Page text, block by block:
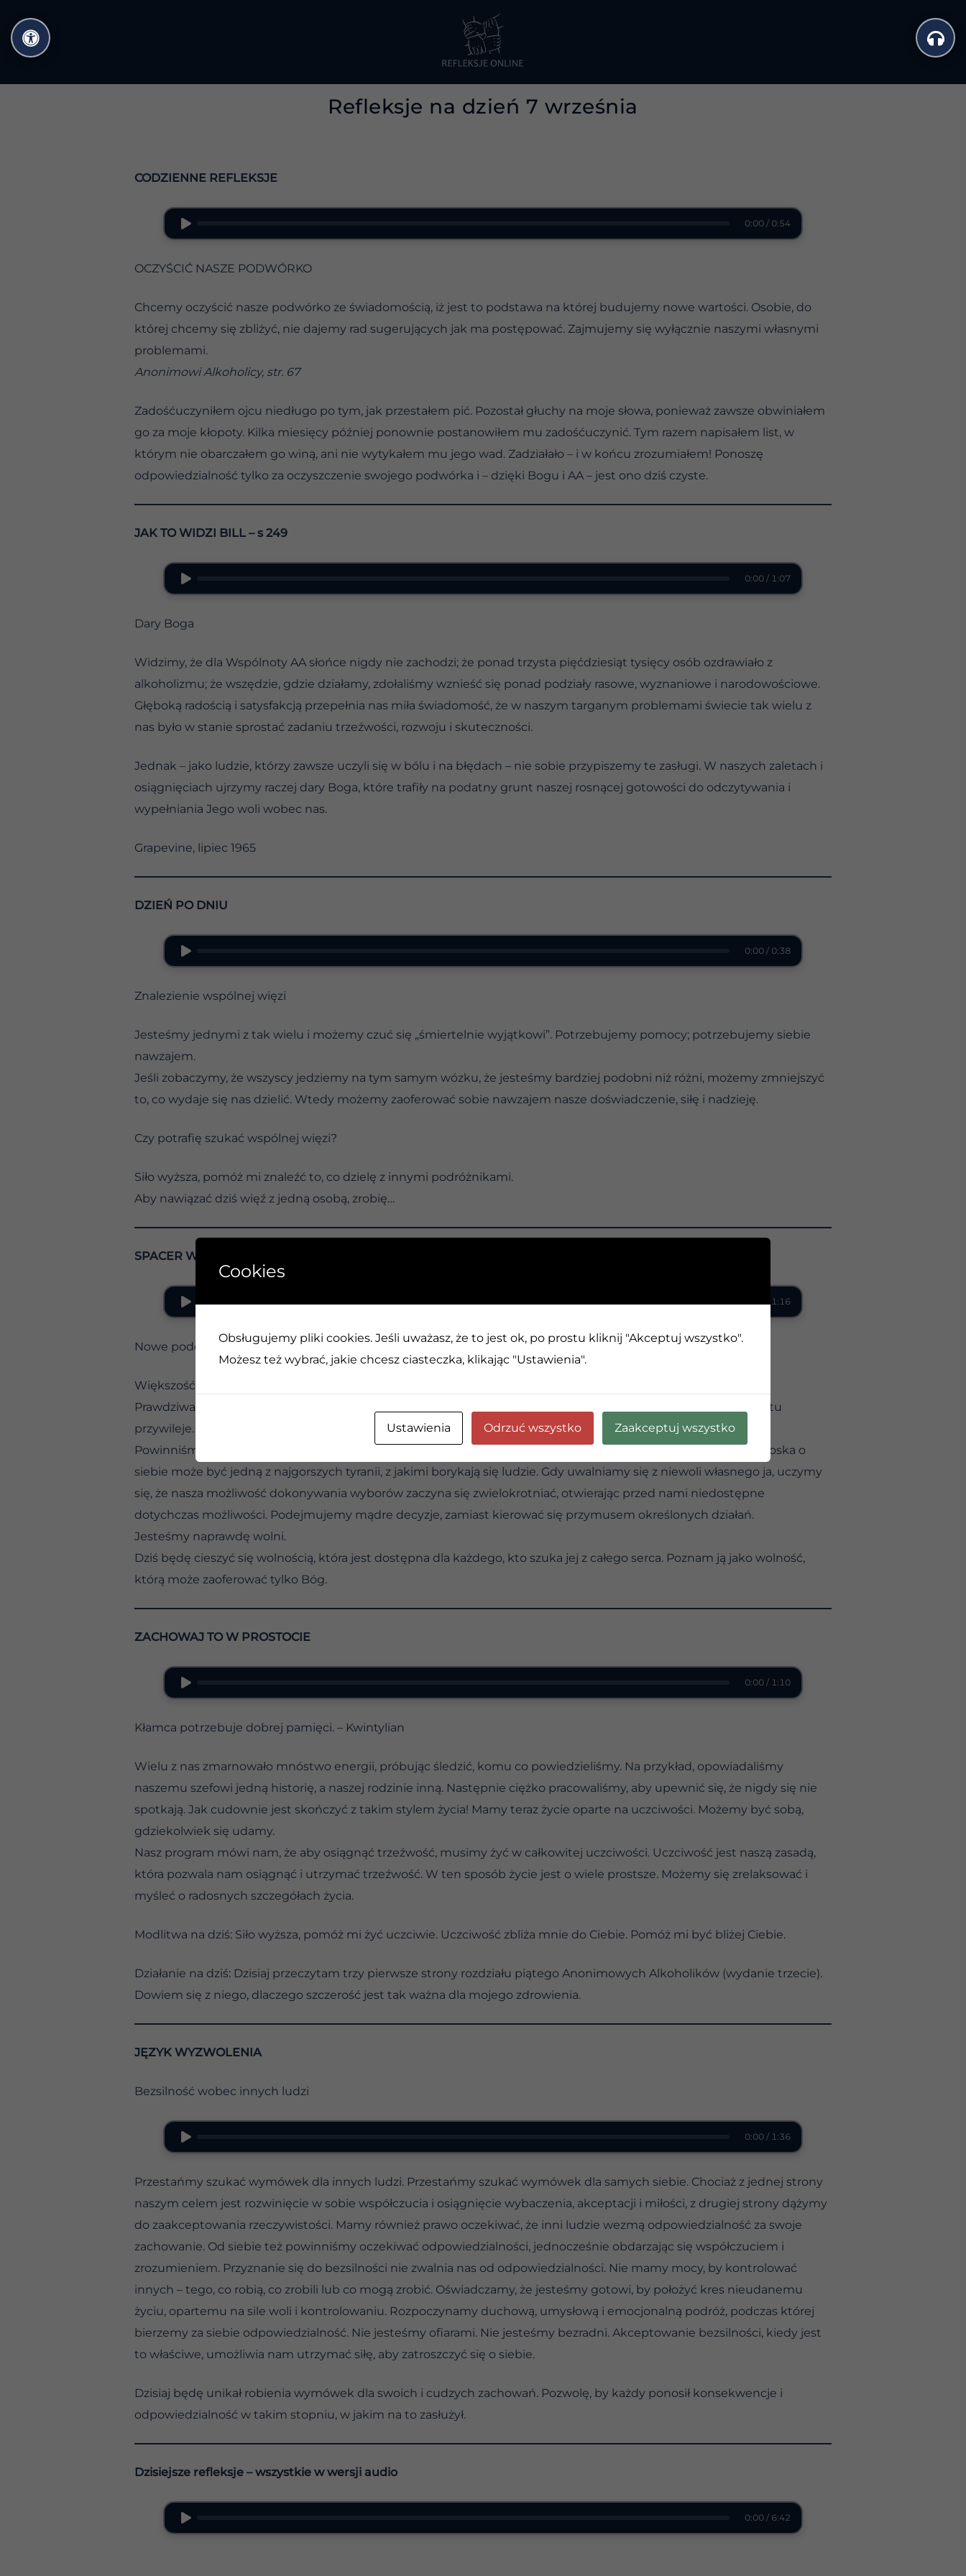
do
treści
Refleksje na dzień 7 września
CODZIENNE REFLEKSJE
0:00 / 0:54
OCZYŚCIĆ NASZE PODWÓRKO
Chcemy oczyścić nasze podwórko ze świadomością, iż jest to podstawa na której budujemy nowe wartości. Osobie, do
której chcemy się zbliżyć, nie dajemy rad sugerujących jak ma postępować. Zajmujemy się wyłącznie naszymi własnymi
problemami.
Anonimowi Alkoholicy, str. 67
Zadośćuczyniłem ojcu niedługo po tym, jak przestałem pić. Pozostał głuchy na moje słowa, ponieważ zawsze obwiniałem
go za moje kłopoty. Kilka miesięcy później ponownie postanowiłem mu zadośćuczynić. Tym razem napisałem list, w
którym nie obarczałem go winą, ani nie wytykałem mu jego wad. Zadziałało – i w końcu zrozumiałem! Ponoszę
odpowiedzialność tylko za oczyszczenie swojego podwórka i – dzięki Bogu i AA – jest ono dziś czyste.
JAK TO WIDZI BILL – s 249
0:00 / 1:07
Dary Boga
Widzimy, że dla Wspólnoty AA słońce nigdy nie zachodzi; że ponad trzysta pięćdziesiąt tysięcy osób ozdrawiało z
alkoholizmu; że wszędzie, gdzie działamy, zdołaliśmy wznieść się ponad podziały rasowe, wyznaniowe i narodowościowe.
Głęboką radością i satysfakcją przepełnia nas miła świadomość, że w naszym targanym problemami świecie tak wielu z
nas było w stanie sprostać zadaniu trzeźwości, rozwoju i skuteczności.
Jednak – jako ludzie, którzy zawsze uczyli się w bólu i na błędach – nie sobie przypiszemy te zasługi. W naszych zaletach i
osiągnięciach ujrzymy raczej dary Boga, które trafiły na podatny grunt naszej rosnącej gotowości do odczytywania i
wypełniania Jego woli wobec nas.
Grapevine, lipiec 1965
DZIEŃ PO DNIU
0:00 / 0:38
Znalezienie wspólnej więzi
Jesteśmy jednymi z tak wielu i możemy czuć się „śmiertelnie wyjątkowi”. Potrzebujemy pomocy; potrzebujemy siebie
nawzajem.
Jeśli zobaczymy, że wszyscy jedziemy na tym samym wózku, że jesteśmy bardziej podobni niż różni, możemy zmniejszyć
to, co wydaje się nas dzielić. Wtedy możemy zaoferować sobie nawzajem nasze doświadczenie, siłę i nadzieję.
Czy potrafię szukać wspólnej więzi?
Siło wyższa, pomóż mi znaleźć to, co dzielę z innymi podróżnikami.
Aby nawiązać dziś więź z jedną osobą, zrobię…
SPACER W SUCHYCH MIEJSCACH
0:00 / 1:16
Nowe podejście do wolności. Zachowanie trzeźwości.
Większość z nas odkrywa, że mieliśmy mylne wyobrażenia na temat natury wolności.
Prawdziwa wolność nie polega na robieniu dokładnie tego, co nam się podoba; właściwym określeniem byłyby tu
przywileje. I choć wolność polityczna jest pożądana, nie może dać nam tego, czego naprawdę szukamy.
Powinniśmy podchodzić do wolności uznając, że tak naprawdę szukamy uwolnienia z niewoli samego siebie. Troska o
siebie może być jedną z najgorszych tyranii, z jakimi borykają się ludzie. Gdy uwalniamy się z niewoli własnego ja, uczymy
się, że nasza możliwość dokonywania wyborów zaczyna się zwielokrotniać, otwierając przed nami niedostępne
dotychczas możliwości. Podejmujemy mądre decyzje, zamiast kierować się przymusem określonych działań.
Jesteśmy naprawdę wolni.
Dziś będę cieszyć się wolnością, która jest dostępna dla każdego, kto szuka jej z całego serca. Poznam ją jako wolność,
którą może zaoferować tylko Bóg.
ZACHOWAJ TO W PROSTOCIE
0:00 / 1:10
Kłamca potrzebuje dobrej pamięci. – Kwintylian
Wielu z nas zmarnowało mnóstwo energii, próbując śledzić, komu co powiedzieliśmy. Na przykład, opowiadaliśmy
naszemu szefowi jedną historię, a naszej rodzinie inną. Następnie ciężko pracowaliśmy, aby upewnić się, że nigdy się nie
spotkają. Jak cudownie jest skończyć z takim stylem życia! Mamy teraz życie oparte na uczciwości. Możemy być sobą,
gdziekolwiek się udamy.
Nasz program mówi nam, że aby osiągnąć trzeźwość, musimy żyć w całkowitej uczciwości. Uczciwość jest naszą zasadą,
która pozwala nam osiągnąć i utrzymać trzeźwość. W ten sposób życie jest o wiele prostsze. Możemy się zrelaksować i
myśleć o radosnych szczegółach życia.
Modlitwa na dziś: Siło wyższa, pomóż mi żyć uczciwie. Uczciwość zbliża mnie do Ciebie. Pomóż mi być bliżej Ciebie.
Działanie na dziś: Dzisiaj przeczytam trzy pierwsze strony rozdziału piątego Anonimowych Alkoholików (wydanie trzecie).
Dowiem się z niego, dlaczego szczerość jest tak ważna dla mojego zdrowienia.
JĘZYK WYZWOLENIA
Bezsilność wobec innych ludzi
0:00 / 1:36
Przestańmy szukać wymówek dla innych ludzi. Przestańmy szukać wymówek dla samych siebie. Chociaż z jednej strony
naszym celem jest rozwinięcie w sobie współczucia i osiągnięcie wybaczenia, akceptacji i miłości, z drugiej strony dążymy
do zaakceptowania rzeczywistości. Mamy również prawo oczekiwać, że inni ludzie wezmą odpowiedzialność za swoje
zachowanie. Od siebie też powinniśmy oczekiwać odpowiedzialności, jednocześnie obdarzając się współczuciem i
zrozumieniem. Przyznanie się do bezsilności nie zwalnia nas od odpowiedzialności. Nie mamy mocy, by kontrolować
innych – tego, co robią, co zrobili lub co mogą zrobić. Oświadczamy, że jesteśmy gotowi, by położyć kres nieudanemu
życiu, opartemu na sile woli i kontrolowaniu. Rozpoczynamy duchową, umysłową i emocjonalną podróż, podczas której
bierzemy za siebie odpowiedzialność. Nie jesteśmy ofiarami. Nie jesteśmy bezradni. Akceptowanie bezsilności, kiedy jest
to właściwe, umożliwia nam utrzymać siłę, aby zatroszczyć się o siebie.
Dzisiaj będę unikał robienia wymówek dla swoich i cudzych zachowań. Pozwolę, by każdy ponosił konsekwencje i
odpowiedzialność w takim stopniu, w jakim na to zasłużył.
Dzisiejsze refleksje – wszystkie w wersji audio
0:00 / 6:42
Cookies
Obsługujemy pliki cookies. Jeśli uważasz, że to jest ok, po prostu kliknij "Akceptuj wszystko".
Możesz też wybrać, jakie chcesz ciasteczka, klikając "Ustawienia".
Ustawienia Odrzuć wszystko Zaakceptuj wszystko